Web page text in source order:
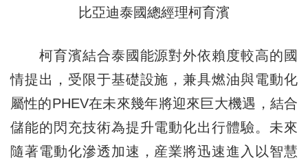
比亞迪泰國總經理柯育濱
柯育濱結合泰國能源對外依賴度較高的國
情提出，受限于基礎設施，兼具燃油與電動化
屬性的PHEV在未來幾年將迎來巨大機遇，結合
儲能的閃充技術為提升電動化出行體驗。未來
隨著電動化滲透加速，産業將迅速進入以智慧